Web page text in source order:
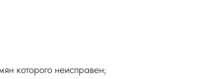
которого неисправен;